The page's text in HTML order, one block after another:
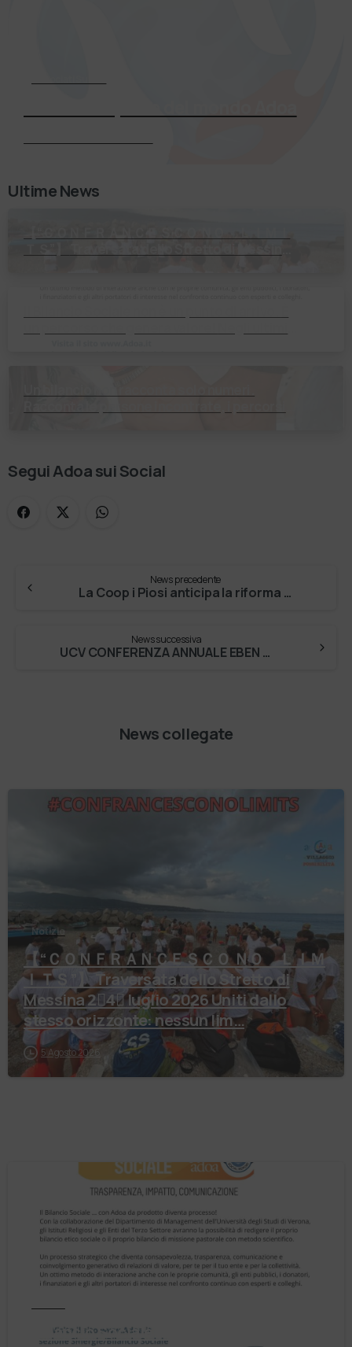
Ultime News
Segui Adoa sui Social
News precedente
La Coop i Piosi anticipa la riforma del sociale
News successiva
UCV CONFERENZA ANNUALE EBEN 2019
News collegate
Notizie
【 “ＣＯＮＦＲＡＮＣＥＳＣＯ ＮＯ ＬＩＭ
ＩＴＳ”】 Traversata dello Stretto di
Messina 2⃣4⃣ luglio 2026 Uniti dallo
stesso orizzonte: nessun lim…
5 Agosto 2026
Il Bilancio Sociale non è un punto di